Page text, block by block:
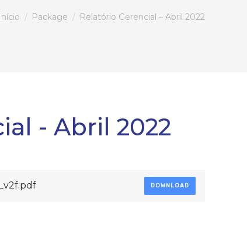
Você está aqui:
Início Package Relatório Gerencial – Abril 2022
- Abril 2022
DOWNLOAD